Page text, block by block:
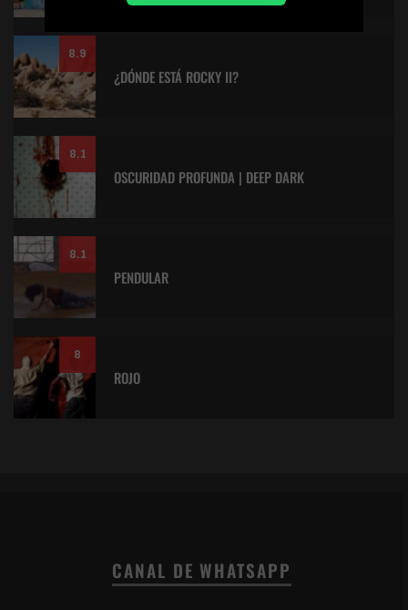
8.9
¿DÓNDE ESTÁ ROCKY II?
8.1
OSCURIDAD PROFUNDA | DEEP DARK
8.1
PENDULAR
8
ROJO
CANAL DE WHATSAPP